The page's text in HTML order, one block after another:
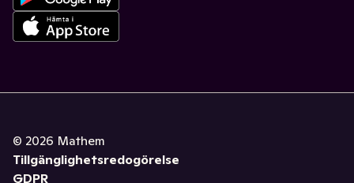
© 2026 Mathem
Tillgänglighetsredogörelse
GDPR